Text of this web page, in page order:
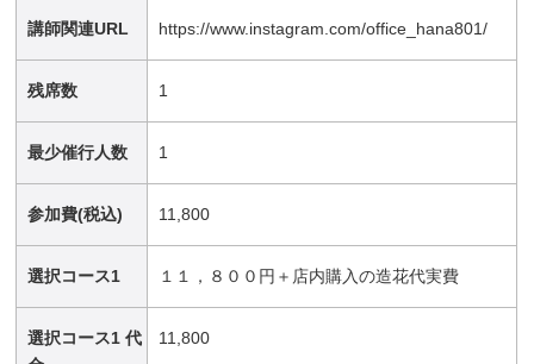
講師関連URL https://www.instagram.com/office_hana801/
残席数 1
最少催行人数 1
参加費(税込) 11,800
選択コース1 １１，８００円＋店内購入の造花代実費
選択コース1 代
11,800